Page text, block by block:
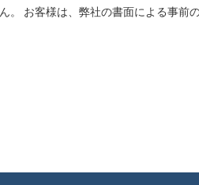
。 お客様は、弊社の書面による事